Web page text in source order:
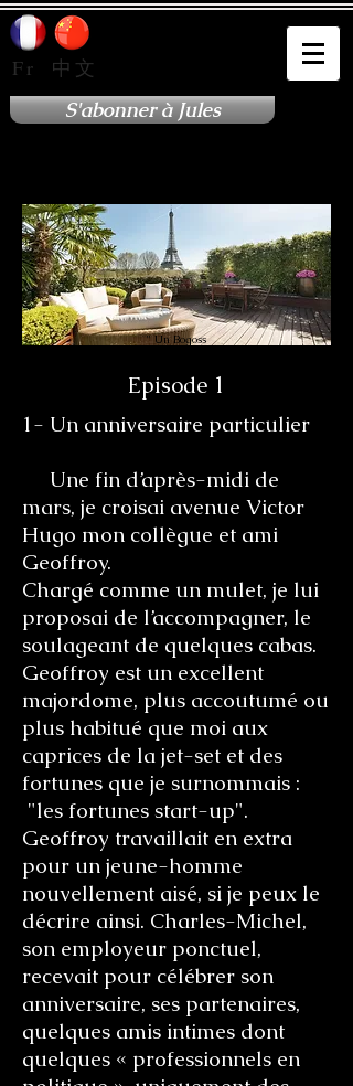
Fr 中文
S'abonner à Jules
" Un Bogoss
Episode 1
1- Un anniversaire particulier
Une fin d’après-midi de
mars, je croisai avenue Victor
Hugo mon collègue et ami
Geoffroy.
Chargé comme un mulet, je lui
proposai de l’accompagner, le
soulageant de quelques cabas.
Geoffroy est un excellent
majordome, plus accoutumé ou
plus habitué que moi aux
caprices de la jet-set et des
fortunes que je surnommais :
"les fortunes start-up".
Geoffroy travaillait en extra
pour un jeune-homme
nouvellement aisé, si je peux le
décrire ainsi. Charles-Michel,
son employeur ponctuel,
recevait pour célébrer son
anniversaire, ses partenaires,
quelques amis intimes dont
quelques « professionnels en